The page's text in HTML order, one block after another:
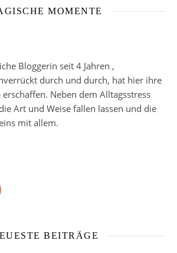
MOMENTE
Bloggerin seit 4 Jahren ,
durch und durch, hat hier ihre
erschaffen. Neben dem Alltagsstress
Art und Weise fallen lassen und die
mit allem.
BEITRÄGE